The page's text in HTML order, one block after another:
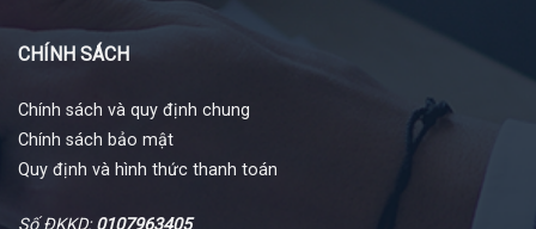
CHÍNH SÁCH
Chính sách và quy định chung
Chính sách bảo mật
Quy định và hình thức thanh toán
Số ĐKKD:0107963405